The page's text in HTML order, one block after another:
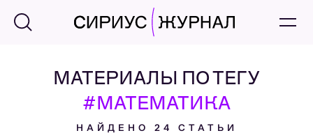
МАТЕРИАЛЫ ПО ТЕГУ
#МАТЕМАТИКА
НАЙДЕНО 24 СТАТЬИ